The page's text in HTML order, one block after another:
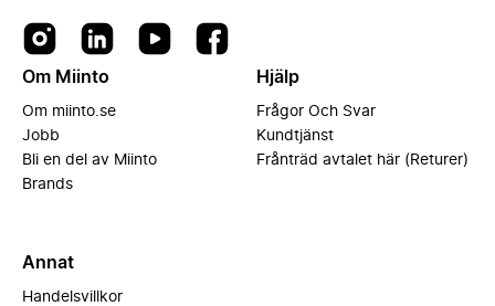
Om Miinto
Om miinto.se
Jobb
Bli en del av Miinto
Brands
Hjälp
Frågor Och Svar
Kundtjänst
Frånträd avtalet här (Returer)
Annat
Handelsvillkor